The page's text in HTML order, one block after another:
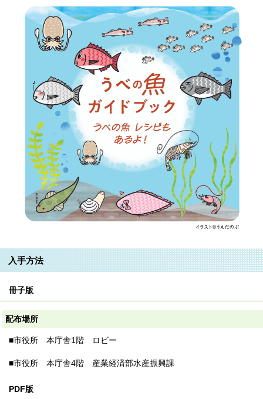
入手方法
冊子版
配布場所
■市役所 本庁舎1階 ロビー
■市役所 本庁舎4階 産業経済部水産振興課
PDF版